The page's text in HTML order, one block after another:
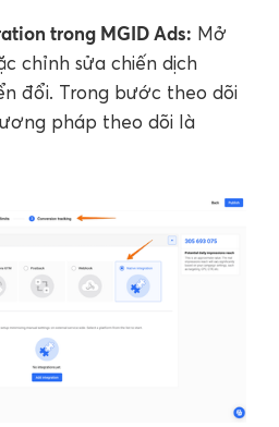
trong MGID Ads: Mở
chỉnh sửa chiến dịch
đổi. Trong bước theo dõi
pháp theo dõi là